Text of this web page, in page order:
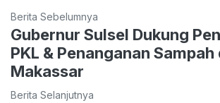
Berita Sebelumnya
Gubernur Sulsel Dukung
PKL & Penanganan Sampah
Makassar
Berita Selanjutnya